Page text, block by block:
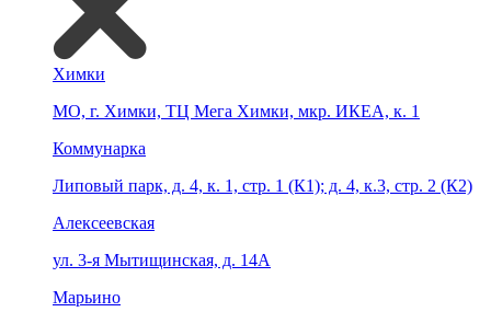
Химки
МО, г. Химки, ТЦ Мега Химки, мкр. ИКЕА, к. 1
Коммунарка
Липовый парк, д. 4, к. 1, стр. 1 (К1); д. 4, к.3, стр. 2 (К2)
Алексеевская
ул. 3-я Мытищинская, д. 14А
Марьино